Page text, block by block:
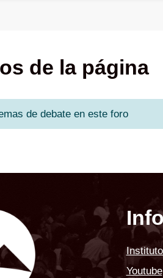
de la página
de debate en este foro
Youtube